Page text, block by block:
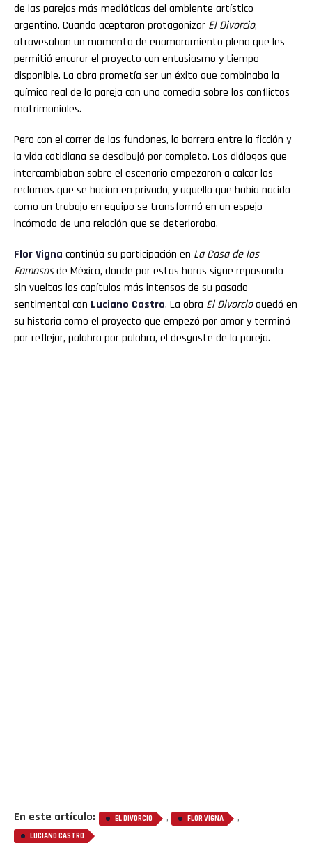
de las parejas más mediáticas del ambiente artístico
argentino. Cuando aceptaron protagonizar El Divorcio,
atravesaban un momento de enamoramiento pleno que les
permitió encarar el proyecto con entusiasmo y tiempo
disponible. La obra prometía ser un éxito que combinaba la
química real de la pareja con una comedia sobre los conflictos
matrimoniales.
Pero con el correr de las funciones, la barrera entre la ficción y
la vida cotidiana se desdibujó por completo. Los diálogos que
intercambiaban sobre el escenario empezaron a calcar los
reclamos que se hacían en privado, y aquello que había nacido
como un trabajo en equipo se transformó en un espejo
incómodo de una relación que se deterioraba.
FlorVigna continúa su participación en La Casa de los
Famososde México, donde por estas horas sigue repasando
sin vueltas los capítulos más intensos de su pasado
sentimental con Luciano Castro. La obra El Divorcioquedó en
su historia como el proyecto que empezó por amor y terminó
por reflejar, palabra por palabra, el desgaste de la pareja.
En este artículo: EL DIVORCIO , FLOR VIGNA ,
LUCIANO CASTRO